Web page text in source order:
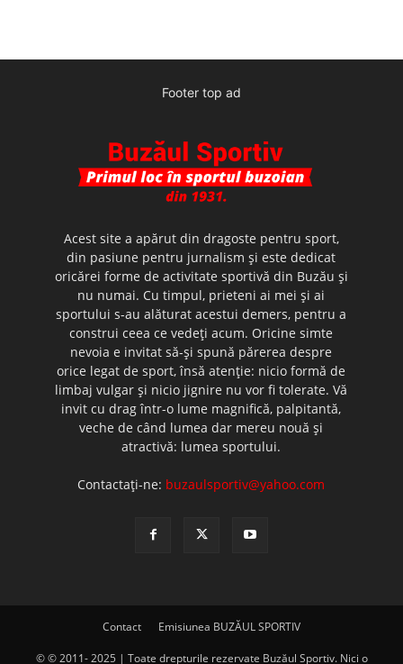
Footer top ad
Acest site a apărut din dragoste pentru sport,
din pasiune pentru jurnalism şi este dedicat
oricărei forme de activitate sportivă din Buzău şi
nu numai. Cu timpul, prieteni ai mei şi ai
sportului s-au alăturat acestui demers, pentru a
construi ceea ce vedeţi acum. Oricine simte
nevoia e invitat să-şi spună părerea despre
orice legat de sport, însă atenţie: nicio formă de
limbaj vulgar şi nicio jignire nu vor fi tolerate. Vă
invit cu drag într-o lume magnifică, palpitantă,
veche de când lumea dar mereu nouă şi
atractivă: lumea sportului.
Contactați-ne: buzaulsportiv@yahoo.com
Contact Emisiunea BUZĂUL SPORTIV
© © 2011- 2025 | Toate drepturile rezervate Buzăul Sportiv. Nici o